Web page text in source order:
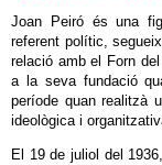
Joan Peiró és una
referent polític,
relació amb el Forn
a la seva fundació
període quan realitzà
ideològica i
El 19 de juliol del